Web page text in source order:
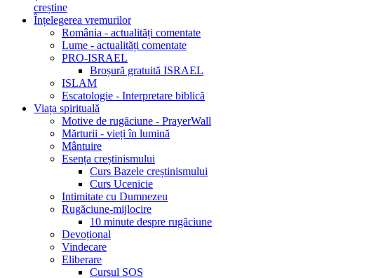
creștine
Înțelegerea vremurilor
România - actualități comentate
Lume - actualități comentate
PRO-ISRAEL
Broșură gratuită ISRAEL
ISLAM
Escatologie - Interpretare biblică
Viața spirituală
Motive de rugăciune - PrayerWall
Mărturii - vieți în lumină
Mântuire
Esența creștinismului
Curs Bazele creștinismului
Curs Ucenicie
Intimitate cu Dumnezeu
Rugăciune-mijlocire
10 minute despre rugăciune
Devoțional
Vindecare
Eliberare
Cursul SOS